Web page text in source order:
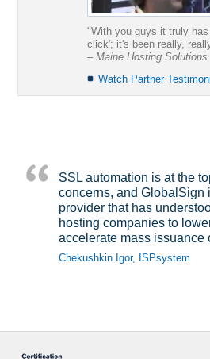
Yönetilen SSL hakkında daha
"With you guys it truly has
click'; it's been really,
– Maine Hosting Solutions
Watch Partner
SSL automation is at the
concerns, and GlobalSign
provider that has
hosting companies to
accelerate mass issuance
Chekushkin Igor, ISPsystem
GlobalSign was able to
SSL products that meet
requirements and have
EV SSL Certificates
Alex New, Virgin Atlantic
Since purchasing a
using GlobalSign’s
whole process a joy
Certificate provider.
Richard Sprigg, Dudley Council